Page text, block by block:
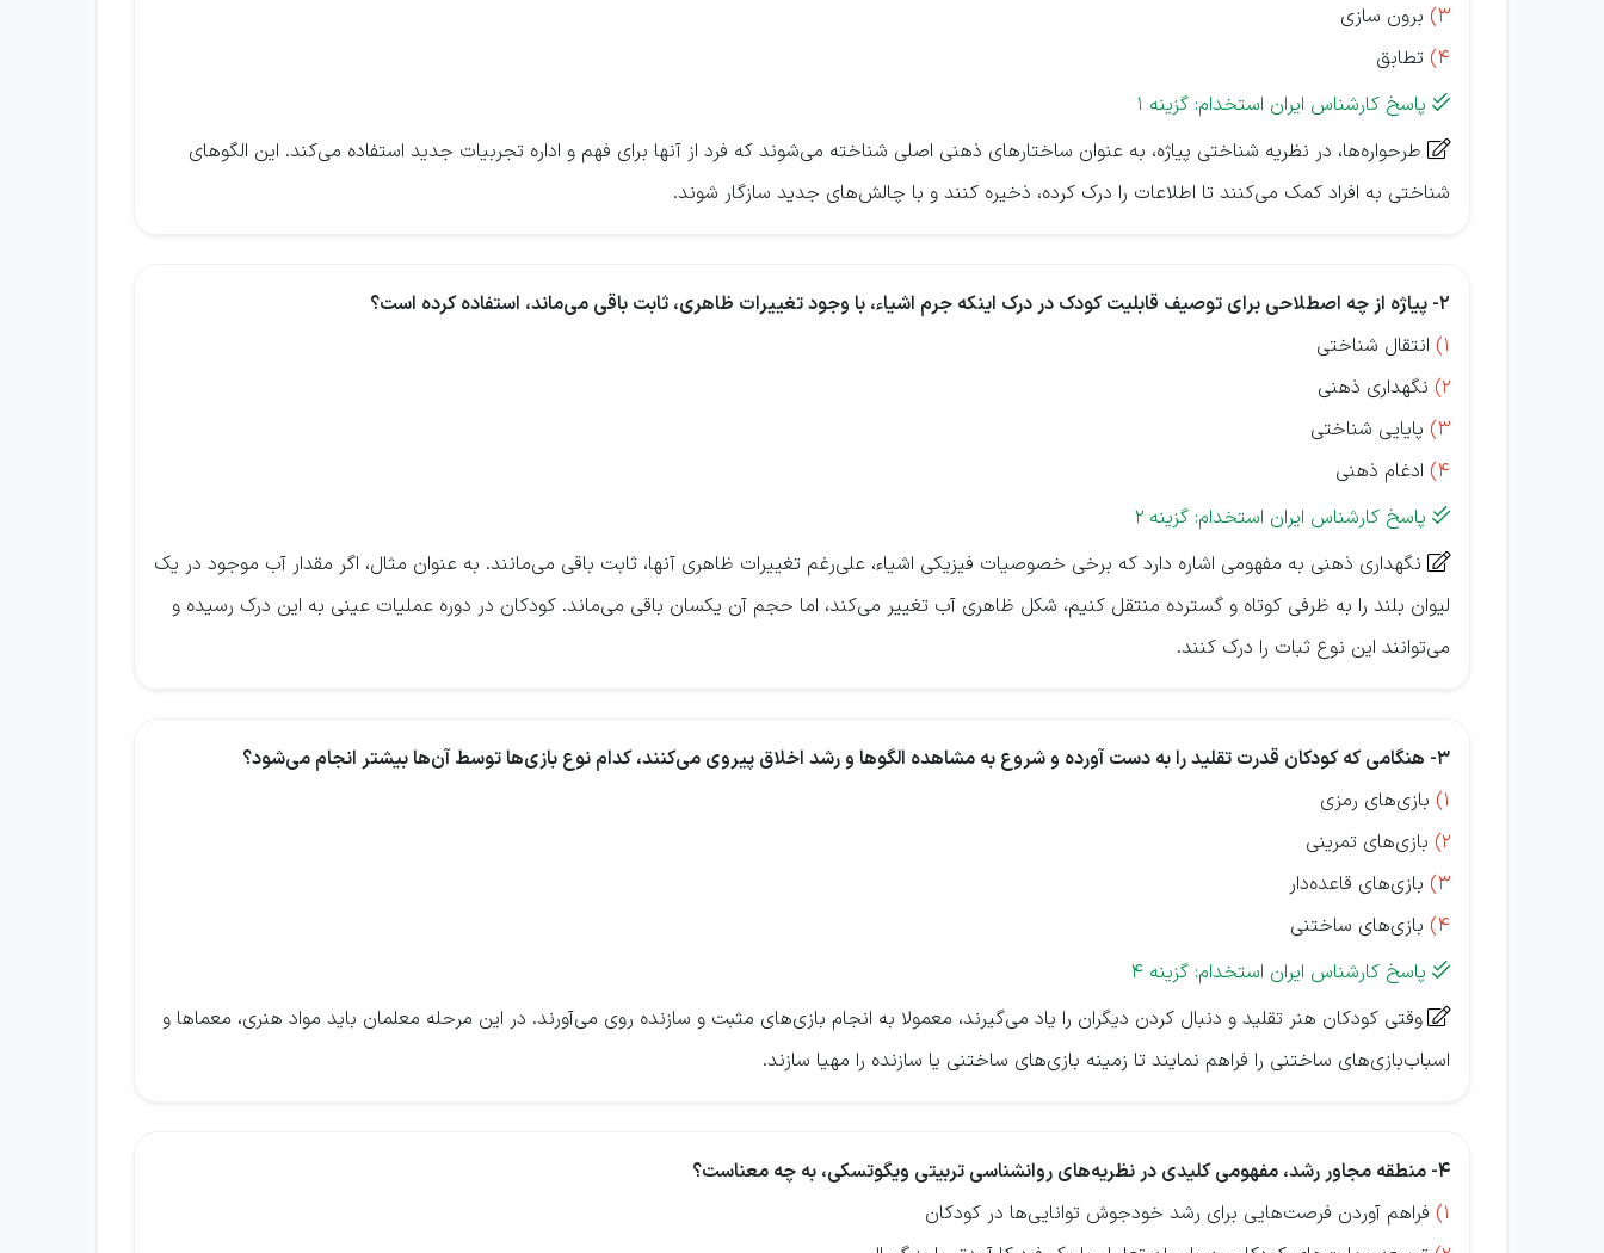
3) برون سازی
4) تطابق
 پاسخ کارشناس ایران استخدام: گزینه 1
 طرحواره‌ها، در نظریه شناختی پیاژه، به عنوان ساختارهای ذهنی اصلی شناخته می‌شوند که فرد از آنها برای فهم و اداره تجربیات جدید استفاده می‌کند. این الگوهای
شناختی به افراد کمک می‌کنند تا اطلاعات را درک کرده، ذخیره کنند و با چالش‌های جدید سازگار شوند.
2- پیاژه از چه اصطلاحی برای توصیف قابلیت کودک در درک اینکه جرم اشیاء، با وجود تغییرات ظاهری، ثابت باقی می‌ماند، استفاده کرده است؟
1) انتقال شناختی
2) نگهداری ذهنی
3) پایایی شناختی
4) ادغام ذهنی
 پاسخ کارشناس ایران استخدام: گزینه 2
 نگهداری ذهنی به مفهومی اشاره دارد که برخی خصوصیات فیزیکی اشیاء، علی‌رغم تغییرات ظاهری آنها، ثابت باقی می‌مانند. به عنوان مثال، اگر مقدار آب موجود در یک
لیوان بلند را به ظرفی کوتاه و گسترده منتقل کنیم، شکل ظاهری آب تغییر می‌کند، اما حجم آن یکسان باقی می‌ماند. کودکان در دوره عملیات عینی به این درک رسیده و
می‌توانند این نوع ثبات را درک کنند.
3- هنگامی که کودکان قدرت تقلید را به دست آورده و شروع به مشاهده الگوها و رشد اخلاق پیروی می‌کنند، کدام نوع بازی‌ها توسط آن‌ها بیشتر انجام می‌شود؟
1) بازی‌های رمزی
2) بازی‌های تمرینی
3) بازی‌های قاعده‌دار
4) بازی‌های ساختنی
 پاسخ کارشناس ایران استخدام: گزینه 4
 وقتی کودکان هنر تقلید و دنبال کردن دیگران را یاد می‌گیرند، معمولا به انجام بازی‌های مثبت و سازنده روی می‌آورند. در این مرحله معلمان باید مواد هنری، معماها و
اسباب‌بازی‌های ساختنی را فراهم نمایند تا زمینه بازی‌های ساختنی یا سازنده را مهیا سازند.
4- منطقه مجاور رشد، مفهومی کلیدی در نظریه‌های روانشناسی تربیتی ویگوتسکی، به چه معناست؟
1) فراهم آوردن فرصت‌هایی برای رشد خودجوش توانایی‌ها در کودکان